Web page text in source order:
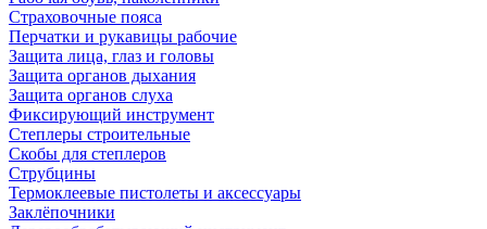
Страховочные пояса
Перчатки и рукавицы рабочие
Защита лица, глаз и головы
Защита органов дыхания
Защита органов слуха
Фиксирующий инструмент
Степлеры строительные
Скобы для степлеров
Струбцины
Термоклеевые пистолеты и аксессуары
Заклёпочники